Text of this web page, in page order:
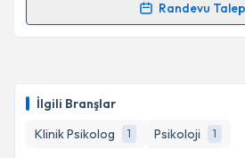
İlgili Branşlar
Klinik Psikolog
1 Psikoloji 1
Randevu
Randevu Takvimi Talebi
takvim hazırlandığında e-posta
E-posta Adresiniz